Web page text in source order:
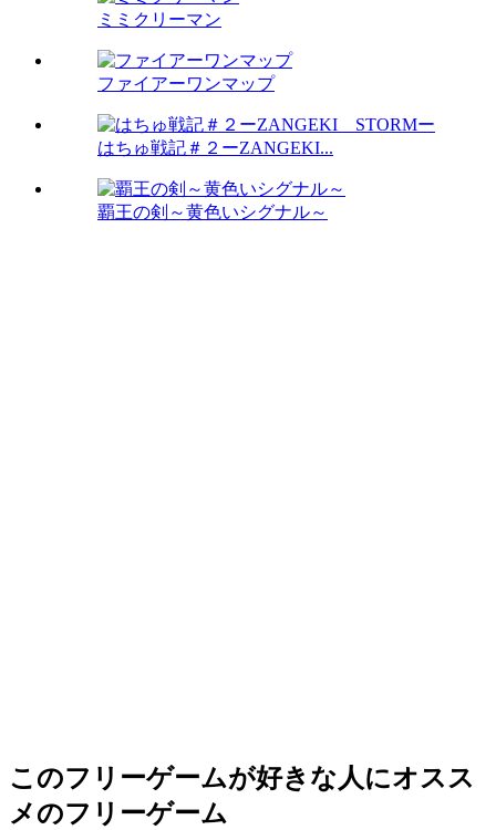
ミミクリーマン
ファイアーワンマップ
はちゅ戦記＃２ーZANGEKI...
覇王の剣～黄色いシグナル～
このフリーゲームが好きな人にオスス
メのフリーゲーム